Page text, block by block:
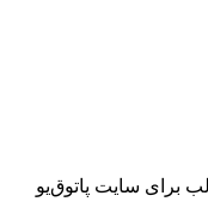
برای سایت پاتوق‌یو